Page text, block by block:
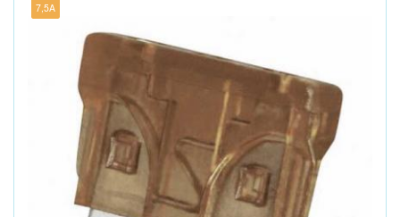
7,5A